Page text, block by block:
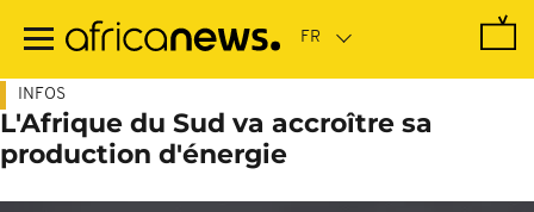
contenu
INFOS
L'Afrique du Sud va accroître sa
production d'énergie